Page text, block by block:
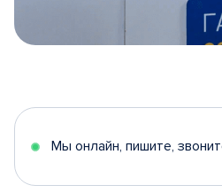
5
Мы онлайн, пишите,